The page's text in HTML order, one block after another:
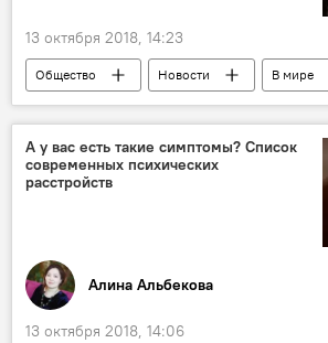
13 октября 2018, 14:23
Общество Новости
В мире
Азия
Узбекистан
Швейцария
Гульнара Каримова
драгоценности
А у вас есть такие симптомы? Список
современных психических
расстройств
Алина Альбекова
13 октября 2018, 14:06